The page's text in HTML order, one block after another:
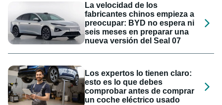
La velocidad de los
fabricantes chinos empieza a
preocupar: BYD no espera ni
seis meses en preparar una
nueva versión del Seal 07
Los expertos lo tienen claro:
esto es lo que debes
comprobar antes de comprar
un coche eléctrico usado